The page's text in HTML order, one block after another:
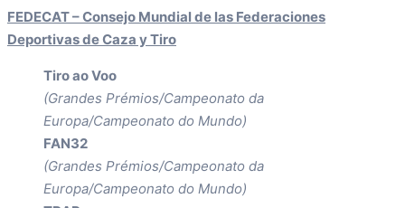
FEDECAT – Consejo Mundial de las Federaciones
Deportivas de Caza y Tiro
Tiro ao Voo
(Grandes Prémios/Campeonato da
Europa/Campeonato do Mundo)
FAN32
(Grandes Prémios/Campeonato da
Europa/Campeonato do Mundo)